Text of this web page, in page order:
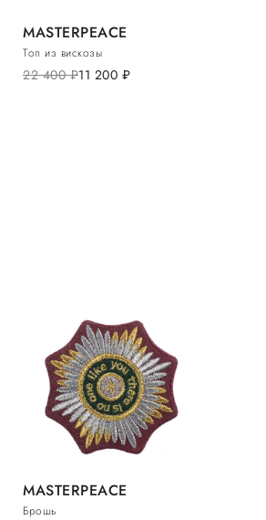
MASTERPEACE
Топ из вискозы
22 400руб.11 200 руб.
MASTERPEACE
Брошь